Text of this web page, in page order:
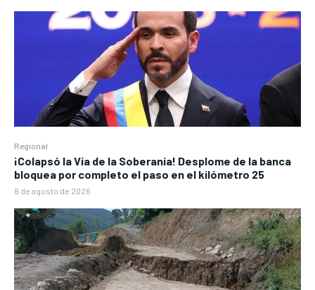
Regional
¡Colapsó la Vía de la Soberanía! Desplome de la banca
bloquea por completo el paso en el kilómetro 25
8 de agosto de 2026